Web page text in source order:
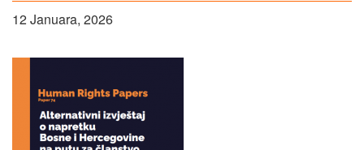
12 Januara, 2026